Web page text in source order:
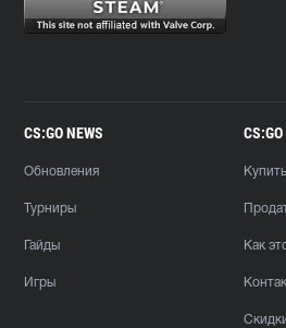
CS:GO NEWS
Обновления
Турниры
Гайды
Игры
Купить
Как